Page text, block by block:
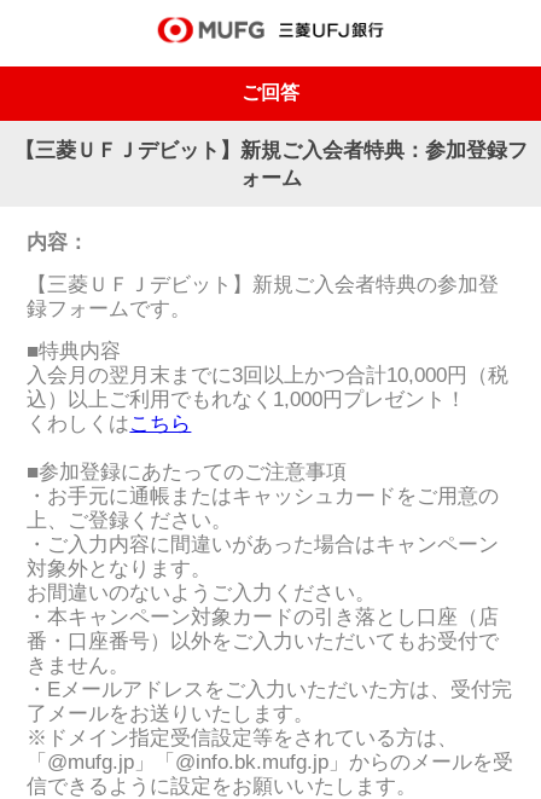
ご回答
【三菱ＵＦＪデビット】新規ご入会者特典：参加登録フ
ォーム
内容：
【三菱ＵＦＪデビット】新規ご入会者特典の参加登
録フォームです。
■特典内容
入会月の翌月末までに3回以上かつ合計10,000円（税
込）以上ご利用でもれなく1,000円プレゼント！
くわしくはこちら
■参加登録にあたってのご注意事項
・お手元に通帳またはキャッシュカードをご用意の
上、ご登録ください。
・ご入力内容に間違いがあった場合はキャンペーン
対象外となります。
お間違いのないようご入力ください。
・本キャンペーン対象カードの引き落とし口座（店
番・口座番号）以外をご入力いただいてもお受付で
きません。
・Eメールアドレスをご入力いただいた方は、受付完
了メールをお送りいたします。
※ドメイン指定受信設定等をされている方は、
「@mufg.jp」「@info.bk.mufg.jp」からのメールを受
信できるように設定をお願いいたします。